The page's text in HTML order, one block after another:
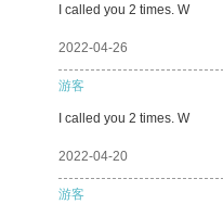
I called you 2 times. W
2022-04-26
游客
I called you 2 times. W
2022-04-20
游客